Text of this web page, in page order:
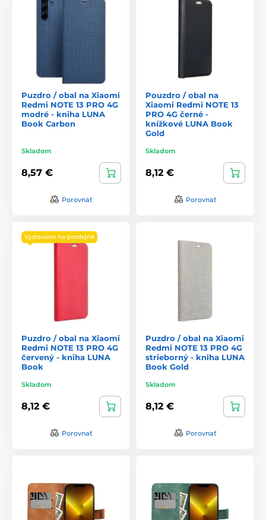
Puzdro / obal na Xiaomi
Redmi NOTE 13 PRO 4G
modré - kniha LUNA
Book Carbon
Skladom
8,57 €
Porovnať
Pouzdro / obal na
Xiaomi Redmi NOTE 13
PRO 4G černé -
knížkové LUNA Book
Gold
Skladom
8,12 €
Porovnať
Vystaveno na prodejně
Puzdro / obal na Xiaomi
Redmi NOTE 13 PRO 4G
červený - kniha LUNA
Book
Skladom
8,12 €
Porovnať
Puzdro / obal na Xiaomi
Redmi NOTE 13 PRO 4G
strieborný - kniha LUNA
Book Gold
Skladom
8,12 €
Porovnať